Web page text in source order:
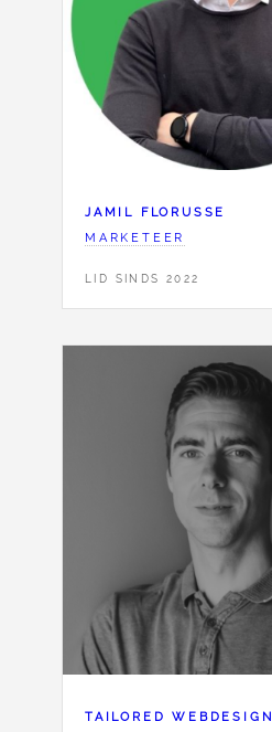
JAMIL FLORUSSE
MARKETEER
LID SINDS 2022
TAILORED WEBDESIGN